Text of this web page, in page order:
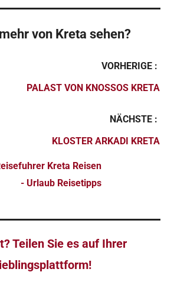
von Kreta sehen?
VORHERIGE :
PALAST VON KNOSSOS KRETA
NÄCHSTE :
KLOSTER ARKADI KRETA
Teilen Sie es auf Ihrer